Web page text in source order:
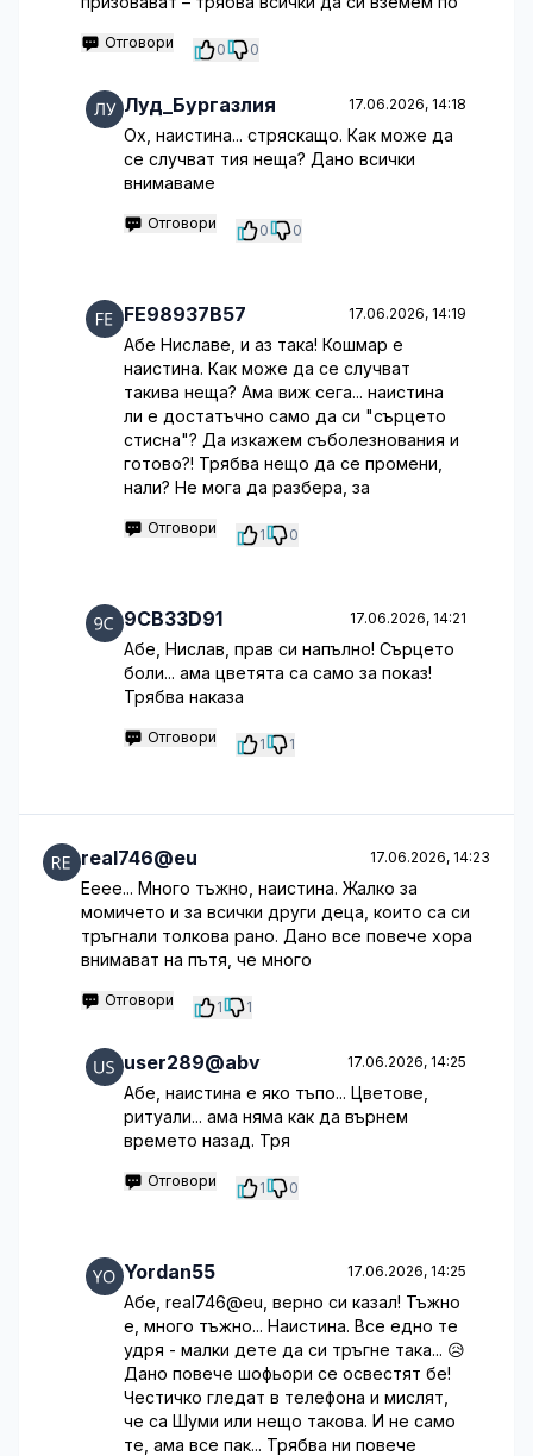
Отговори 0 0
Луд_Бургазлия 17.06.2026, 14:18
Ох, наистина... стряскащо. Как може да
се случват тия неща? Дано всички
внимаваме
Отговори 0 0
FE98937B57 17.06.2026, 14:19
Абе Ниславе, и аз така! Кошмар е
наистина. Как може да се случват
такива неща? Ама виж сега... наистина
ли е достатъчно само да си "сърцето
стисна"? Да изкажем съболезнования и
готово?! Трябва нещо да се промени,
нали? Не мога да разбера, за
Отговори 1 0
9CB33D91 17.06.2026, 14:21
Абе, Нислав, прав си напълно! Сърцето
боли... ама цветята са само за показ!
Трябва наказа
Отговори 1 1
real746@eu 17.06.2026, 14:23
Ееее... Много тъжно, наистина. Жалко за
момичето и за всички други деца, които са си
тръгнали толкова рано. Дано все повече хора
внимават на пътя, че много
Отговори 1 1
user289@abv 17.06.2026, 14:25
Абе, наистина е яко тъпо... Цветове,
ритуали... ама няма как да върнем
времето назад. Тря
Отговори 1 0
Yordan55 17.06.2026, 14:25
Абе, real746@eu, верно си казал! Тъжно
е, много тъжно... Наистина. Все едно те
удря - малки дете да си тръгне така... 😥
Дано повече шофьори се освестят бе!
Честичко гледат в телефона и мислят,
че са Шуми или нещо такова. И не само
те, ама все пак... Трябва ни повече